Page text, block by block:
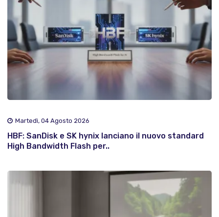
Martedì, 04 Agosto 2026
HBF: SanDisk e SK hynix lanciano il nuovo standard
High Bandwidth Flash per..